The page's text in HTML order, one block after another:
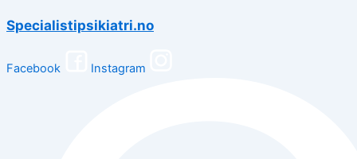
Specialistipsikiatri.no
Facebook Instagram